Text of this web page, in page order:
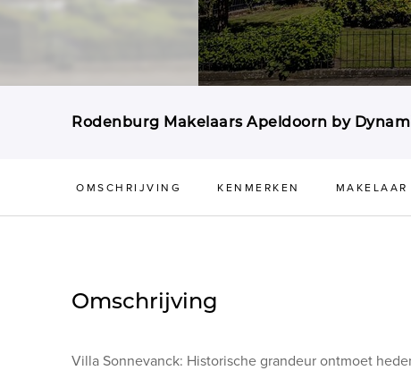
Rodenburg Makelaars Apeldoorn by
OMSCHRIJVING KENMERKEN MAKELAAR
Omschrijving
Villa Sonnevanck: Historische grandeur ontmoet